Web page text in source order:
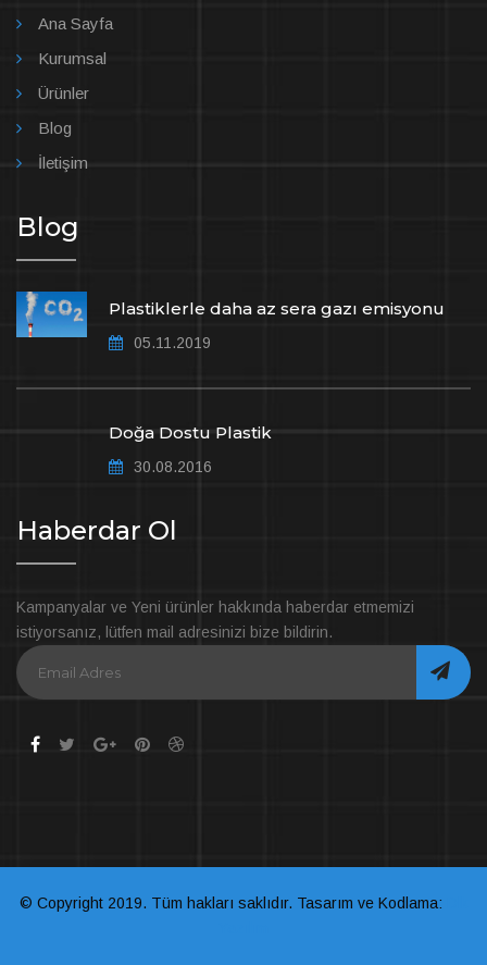
Ana Sayfa
Kurumsal
Ürünler
Blog
İletişim
Blog
Plastiklerle daha az sera gazı emisyonu
05.11.2019
Doğa Dostu Plastik
30.08.2016
Haberdar Ol
Kampanyalar ve Yeni ürünler hakkında haberdar etmemizi
istiyorsanız, lütfen mail adresinizi bize bildirin.
© Copyright 2019. Tüm hakları saklıdır. Tasarım ve Kodlama: